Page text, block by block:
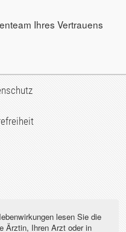
Ihres Vertrauens
lesen Sie die
Ärztin, Ihren Arzt oder in